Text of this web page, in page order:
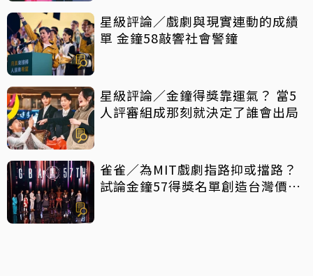
星級評論／戲劇與現實連動的成績
單 金鐘58敲響社會警鐘
星級評論／金鐘得獎靠運氣？ 當5
人評審組成那刻就決定了誰會出局
雀雀／為MIT戲劇指路抑或擋路？
試論金鐘57得獎名單創造台灣價值